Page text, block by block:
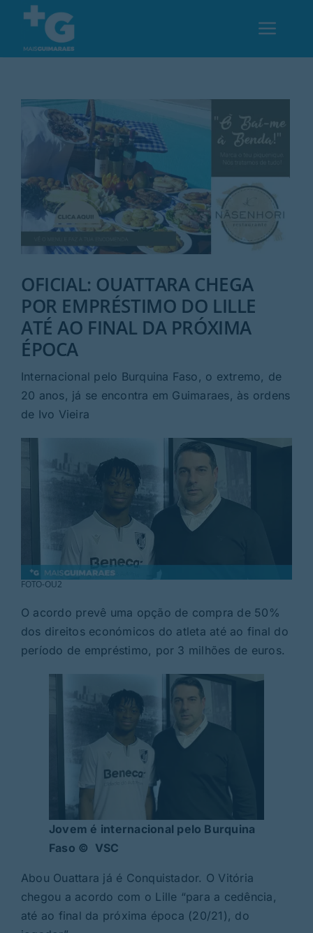
content
Desporto
Rubricas
Revista
OFICIAL: OUATTARA CHEGA
POR EMPRÉSTIMO DO LILLE
ATÉ AO FINAL DA PRÓXIMA
ÉPOCA
Internacional pelo Burquina Faso, o extremo, de
20 anos, já se encontra em Guimaraes, às ordens
de Ivo Vieira
FOTO-OU2
O acordo prevê uma opção de compra de 50%
dos direitos económicos do atleta até ao final do
período de empréstimo, por 3 milhões de euros.
Jovem é internacional pelo Burquina
Faso © VSC
Abou Ouattara já é Conquistador. O Vitória
chegou a acordo com o Lille “para a cedência,
até ao final da próxima época (20/21), do